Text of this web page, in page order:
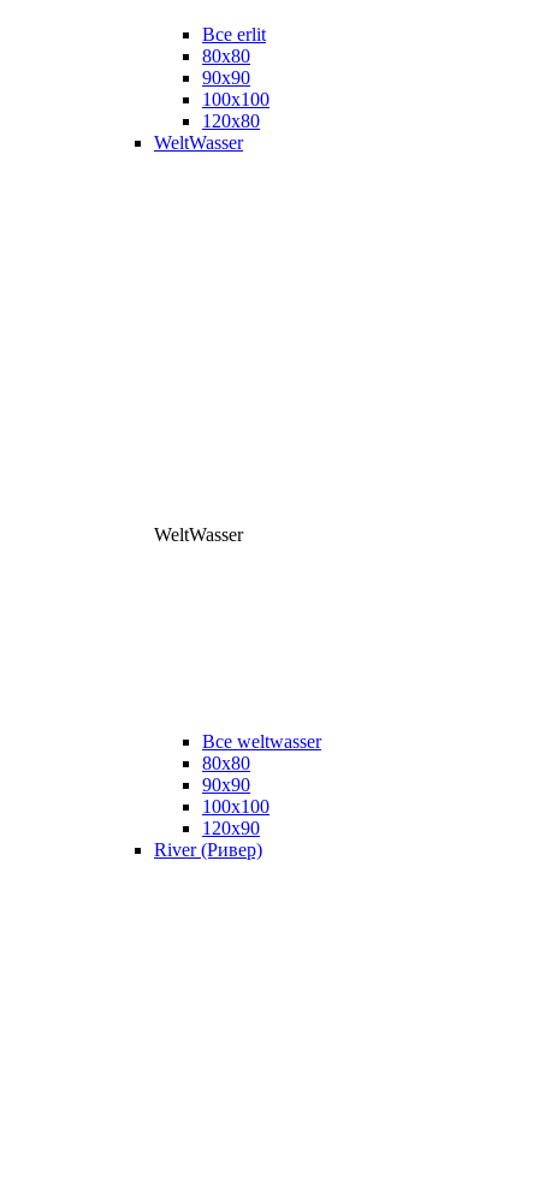
Все erlit
80x80
90x90
100x100
120x80
WeltWasser
WeltWasser
Все weltwasser
80x80
90x90
100x100
120x90
River (Ривер)